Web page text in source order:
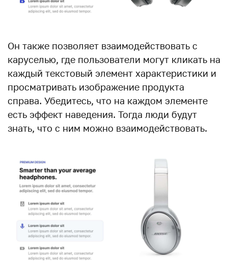
Он также позволяет взаимодействовать с
каруселью, где пользователи могут кликать на
каждый текстовый элемент характеристики и
просматривать изображение продукта
справа. Убедитесь, что на каждом элементе
есть эффект наведения. Тогда люди будут
знать, что с ним можно взаимодействовать.